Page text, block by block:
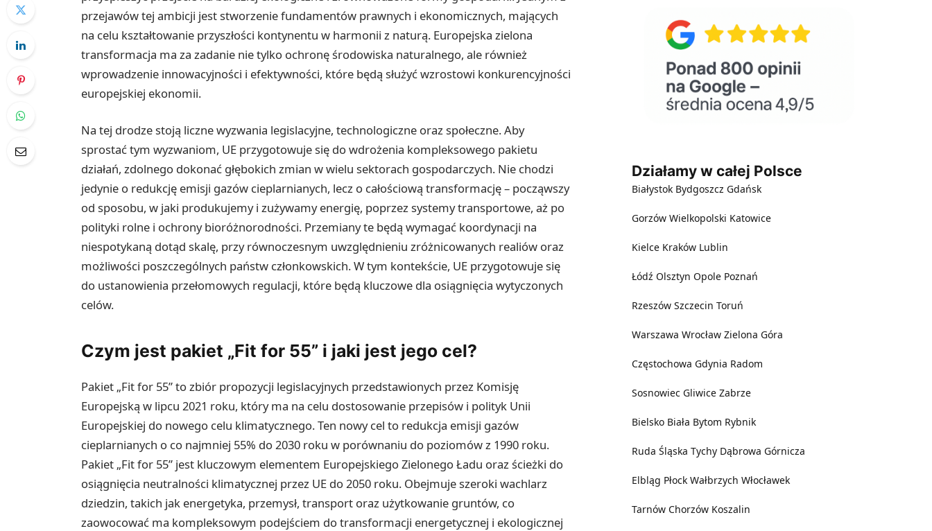
przejawów tej ambicji jest stworzenie fundamentów prawnych i ekonomicznych, mających
na celu kształtowanie przyszłości kontynentu w harmonii z naturą. Europejska zielona
transformacja ma za zadanie nie tylko ochronę środowiska naturalnego, ale również
wprowadzenie innowacyjności i efektywności, które będą służyć wzrostowi konkurencyjności
europejskiej ekonomii.
Na tej drodze stoją liczne wyzwania legislacyjne, technologiczne oraz społeczne. Aby
sprostać tym wyzwaniom, UE przygotowuje się do wdrożenia kompleksowego pakietu
działań, zdolnego dokonać głębokich zmian w wielu sektorach gospodarczych. Nie chodzi
jedynie o redukcję emisji gazów cieplarnianych, lecz o całościową transformację – począwszy
od sposobu, w jaki produkujemy i zużywamy energię, poprzez systemy transportowe, aż po
polityki rolne i ochrony bioróżnorodności. Przemiany te będą wymagać koordynacji na
niespotykaną dotąd skalę, przy równoczesnym uwzględnieniu zróżnicowanych realiów oraz
możliwości poszczególnych państw członkowskich. W tym kontekście, UE przygotowuje się
do ustanowienia przełomowych regulacji, które będą kluczowe dla osiągnięcia wytyczonych
celów.
Czym jest pakiet „Fit for 55” i jaki jest jego cel?
Pakiet „Fit for 55” to zbiór propozycji legislacyjnych przedstawionych przez Komisję
Europejską w lipcu 2021 roku, który ma na celu dostosowanie przepisów i polityk Unii
Europejskiej do nowego celu klimatycznego. Ten nowy cel to redukcja emisji gazów
cieplarnianych o co najmniej 55% do 2030 roku w porównaniu do poziomów z 1990 roku.
Pakiet „Fit for 55” jest kluczowym elementem Europejskiego Zielonego Ładu oraz ścieżki do
osiągnięcia neutralności klimatycznej przez UE do 2050 roku. Obejmuje szeroki wachlarz
dziedzin, takich jak energetyka, przemysł, transport oraz użytkowanie gruntów, co
zaowocować ma kompleksowym podejściem do transformacji energetycznej i ekologicznej
Działamy w całej Polsce
Białystok Bydgoszcz Gdańsk
Gorzów Wielkopolski Katowice
Kielce Kraków Lublin
Łódź Olsztyn Opole Poznań
Rzeszów Szczecin Toruń
Warszawa Wrocław Zielona Góra
Częstochowa Gdynia Radom
Sosnowiec Gliwice Zabrze
Bielsko Biała Bytom Rybnik
Ruda Śląska Tychy Dąbrowa Górnicza
Elbląg Płock Wałbrzych Włocławek
Tarnów Chorzów Koszalin